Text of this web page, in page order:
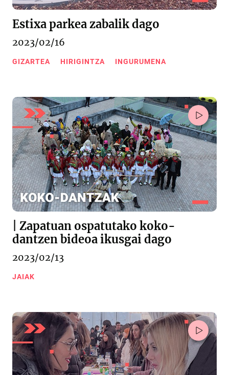
Estixa parkea zabalik dago
2023/02/16
GIZARTEA HIRIGINTZA INGURUMENA
| Zapatuan ospatutako koko-
dantzen bideoa ikusgai dago
2023/02/13
JAIAK